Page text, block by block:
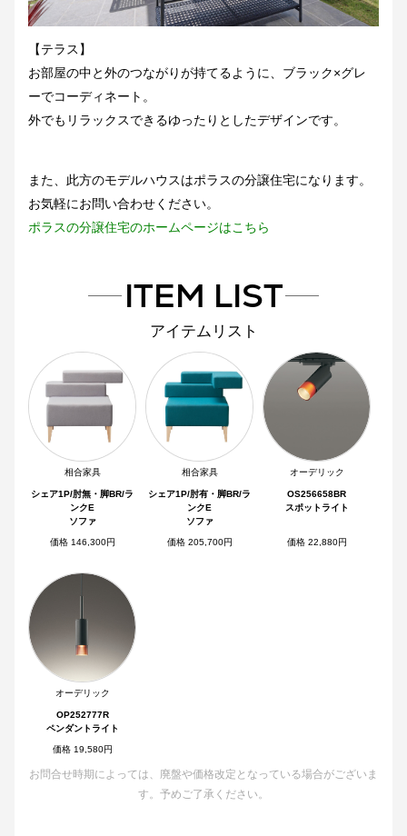
【テラス】
お部屋の中と外のつながりが持てるように、ブラック×グレ
ーでコーディネート。
外でもリラックスできるゆったりとしたデザインです。
また、此方のモデルハウスはポラスの分譲住宅になります。
お気軽にお問い合わせください。
ポラスの分譲住宅のホームページはこちら
ITEM LIST
アイテムリスト
相合家具
シェア1P/肘無・脚BR/ラ
ンクE
ソファ
価格 146,300円
相合家具
シェア1P/肘有・脚BR/ラ
ンクE
ソファ
価格 205,700円
オーデリック
OS256658BR
スポットライト
価格 22,880円
オーデリック
OP252777R
ペンダントライト
価格 19,580円
お問合せ時期によっては、廃盤や価格改定となっている場合がございま
す。予めご了承ください。